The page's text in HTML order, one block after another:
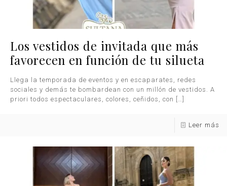
Los vestidos de invitada que más
favorecen en función de tu silueta
Llega la temporada de eventos y en escaparates, redes
sociales y demás te bombardean con un millón de vestidos. A
priori todos espectaculares, colores, ceñidos, con
[…]
Leer más